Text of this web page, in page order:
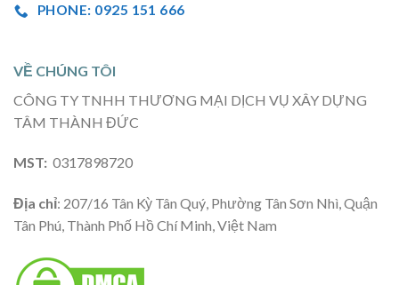
PHONE: 0925 151 666
VỀ CHÚNG TÔI
CÔNG TY TNHH THƯƠNG MẠI DỊCH VỤ XÂY DỰNG
TÂM THÀNH ĐỨC
MST: 0317898720
Địa chỉ: 207/16 Tân Kỳ Tân Quý, Phường Tân Sơn Nhì, Quận
Tân Phú, Thành Phố Hồ Chí Minh, Việt Nam